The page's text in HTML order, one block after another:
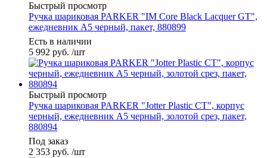
Быстрый просмотр
Ручка шариковая PARKER "IM Core Black Lacquer GT",
ежедневник А5 черный, пакет, 880899
Есть в наличии
5 992 руб. /шт
Быстрый просмотр
Ручка шариковая PARKER "Jotter Plastic CT", корпус
черный, ежедневник А5 черный, золотой срез, пакет,
880894
Под заказ
2 353 руб. /шт